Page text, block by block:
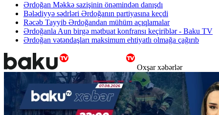
Ərdoğan Məkkə sazişinin önəmindən danışdı
Bələdiyyə sədrləri Ərdoğanın partiyasına keçdi
Rəcəb Tayyib Ərdoğandan mühüm açıqlamalar
Ərdoğanla Aun birgə mətbuat konfransı keçiriblər - Baku TV
Ərdoğan vətəndaşları maksimum ehtiyatlı olmağa çağırıb
Oxşar xəbərlər